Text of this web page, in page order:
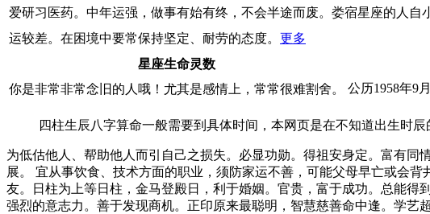
爱研习医药。中年运强，做事有始有终，不会半途而废。娄宿星座的人
运较差。在困境中要常保持坚定、耐劳的态度。 更多
星座生命灵数
你是非常非常念旧的人哦！尤其是感情上，常常很难割舍。
公历1958年9
四柱生辰八字算命一般需要到具体时间，本网页是在不知道出生时
为低估他人、帮助他人而引自己之损失。必显功勋。得祖安身定。富有
展。 宜从事饮食、技术方面的职业，须防家运不善，可能父母早亡或会
友。日柱为上等日柱，金马登殿日，利于婚姻。官贵，富于成功。总能
强烈的意志力。善于发现商机。正印原来最聪明，智慧慈善命中逢。学